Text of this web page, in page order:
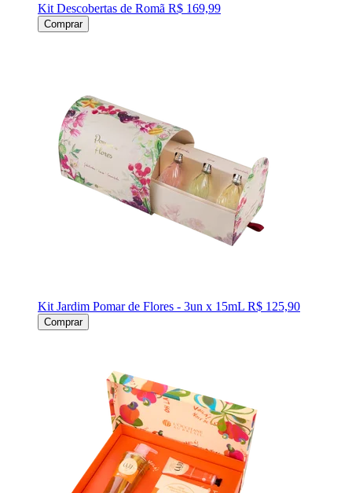
Kit Descobertas de Romã R$ 169,99
Comprar
Kit Jardim Pomar de Flores - 3un x 15mL R$ 125,90
Comprar